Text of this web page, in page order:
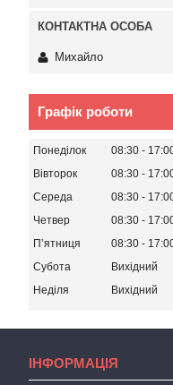
Михайло
Графік роботи
Понеділок 08:30
Вівторок
08:30
Середа
08:30
Четвер
08:30
Пʼятниця
08:30
Субота
Вихідний
Неділя
Вихідний
ІНФОРМАЦІЯ